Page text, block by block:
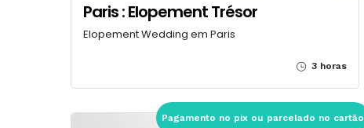
Paris : Elopement Trésor
Elopement Wedding em Paris
3 horas
Pagamento no pix ou parcelado no cartão